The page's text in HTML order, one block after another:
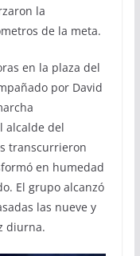
la
de la meta.
en la plaza del
por David
alcalde del
transcurrieron
en humedad
El grupo alcanzó
las nueve y
diurna.